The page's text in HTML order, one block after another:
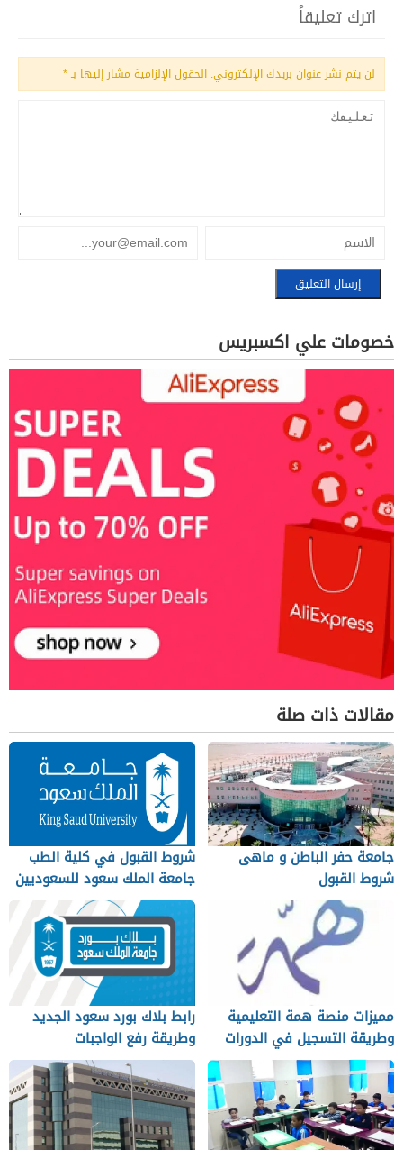
اترك تعليقاً
لن يتم نشر عنوان بريدك الإلكتروني. الحقول الإلزامية مشار إليها بـ*
خصومات علي اكسبريس
مقالات ذات صلة
جامعة حفر الباطن و ماهى
شروط القبول
شروط القبول في كلية الطب
جامعة الملك سعود للسعوديين
والوافدين
مميزات منصة همة التعليمية
وطريقة التسجيل في الدورات
رابط بلاك بورد سعود الجديد
وطريقة رفع الواجبات